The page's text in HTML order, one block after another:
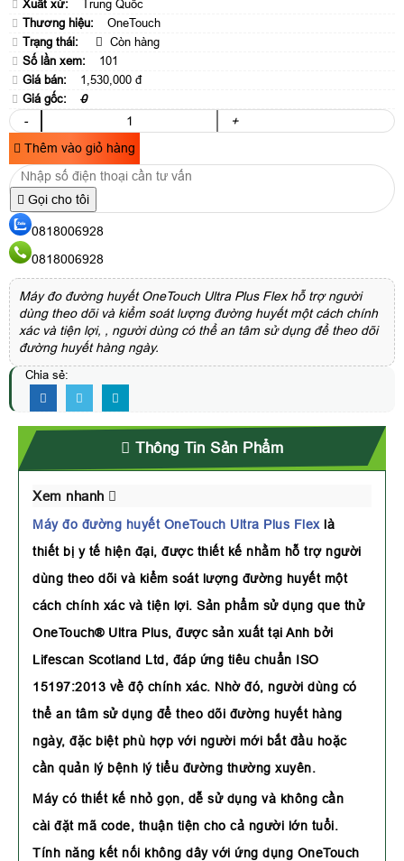
Xuất xứ:
Trung Quốc
Thương hiệu:
OneTouch
Trạng thái:
Còn hàng
Số lần xem:
101
Giá bán:
1,530,000 đ
Giá gốc:
0
-
+
Thêm vào giỏ hàng
Gọi cho tôi
0818006928
0818006928
Máy đo đường huyết OneTouch Ultra Plus Flex hỗ trợ người
dùng theo dõi và kiểm soát lượng đường huyết một cách chính
xác và tiện lợi, , người dùng có thể an tâm sử dụng để theo dõi
đường huyết hàng ngày.
Chia sẻ:
Thông Tin Sản Phẩm
Xem nhanh
Máy đo đường huyết OneTouch Ultra Plus Flexlà
thiết bị y tế hiện đại, được thiết kế nhằm hỗ trợ người
dùng theo dõi và kiểm soát lượng đường huyết một
cách chính xác và tiện lợi. Sản phẩm sử dụng que thử
OneTouch® Ultra Plus, được sản xuất tại Anh bởi
Lifescan Scotland Ltd, đáp ứng tiêu chuẩn ISO
15197:2013 về độ chính xác. Nhờ đó, người dùng có
thể an tâm sử dụng để theo dõi đường huyết hàng
ngày, đặc biệt phù hợp với người mới bắt đầu hoặc
cần quản lý bệnh lý tiểu đường thường xuyên.
Máy có thiết kế nhỏ gọn, dễ sử dụng và không cần
cài đặt mã code, thuận tiện cho cả người lớn tuổi.
Tính năng kết nối không dây với ứng dụng OneTouch